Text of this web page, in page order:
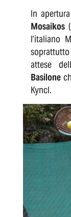
In
Mosaikos
l’italiano
attese
Basilone
Kyncl.